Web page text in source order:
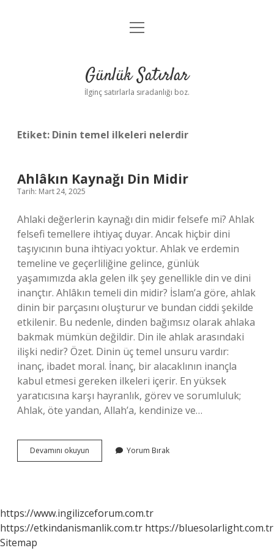
Anasayfa
Yasal Uyarı
menüyü
Günlük Satırlar
İlginç satırlarla sıradanlığı boz.
Etiket: Dinin temel ilkeleri nelerdir
Ahlâkın Kaynağı Din Midir
Tarih: Mart 24, 2025
Ahlaki değerlerin kaynağı din midir felsefe mi? Ahlak
felsefi temellere ihtiyaç duyar. Ancak hiçbir dini
taşıyıcının buna ihtiyacı yoktur. Ahlak ve erdemin
temeline ve geçerliliğine gelince, günlük
yaşamımızda akla gelen ilk şey genellikle din ve dini
inançtır. Ahlâkın temeli din midir? İslam’a göre, ahlak
dinin bir parçasını oluşturur ve bundan ciddi şekilde
etkilenir. Bu nedenle, dinden bağımsız olarak ahlaka
bakmak mümkün değildir. Din ile ahlak arasındaki
ilişki nedir? Özet. Dinin üç temel unsuru vardır:
inanç, ibadet moral. İnanç, bir alacaklının inançla
kabul etmesi gereken ilkeleri içerir. En yüksek
yaratıcısına karşı hayranlık, görev ve sorumluluk;
Ahlak, öte yandan, Allah’a, kendinize ve…
Devamını okuyun
Kaynağı
Yorum Bırak
https://www.ingilizceforum.com.tr
https://etkindanismanlik.com.tr https://bluesolarlight.com.tr
Sitemap